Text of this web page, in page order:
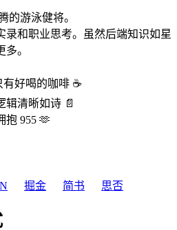
的游泳健将。
录和职业思考。虽然后端知识如星
。
好喝的咖啡 ☕️
辑清晰如诗 📄
抱 955 🫶
掘金 简书 思否